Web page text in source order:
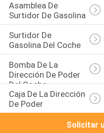
Asamblea De
Surtidor De Gasolina
Surtidor De
Gasolina Del Coche
Bomba De La
Dirección De Poder
Del Coche
Caja De La Dirección
De Poder
Solicitar